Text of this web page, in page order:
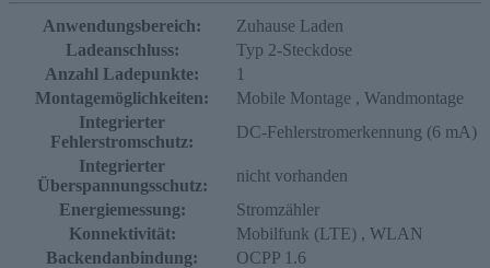
Anwendungsbereich:
Zuhause Laden
Ladeanschluss:
Typ 2-Steckdose
Anzahl Ladepunkte:
1
Montagemöglichkeiten:
Mobile Montage , Wandmontage
Integrierter
Fehlerstromschutz:
DC-Fehlerstromerkennung (6 mA)
Integrierter
Überspannungsschutz:
nicht vorhanden
Energiemessung:
Stromzähler
Konnektivität:
Mobilfunk (LTE) , WLAN
Backendanbindung:
OCPP 1.6